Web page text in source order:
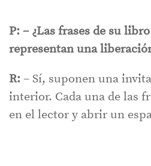
P: – ¿Las frases de su
representan una
R: – Sí, suponen una
interior. Cada una de las
en el lector y abrir un